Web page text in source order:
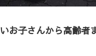
お子さんから高齢者